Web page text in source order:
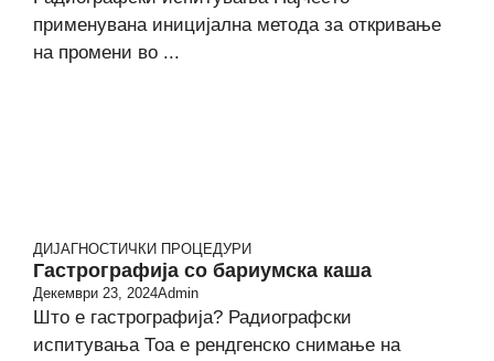
применувана иницијална метода за откривање
на промени во ...
ДИЈАГНОСТИЧКИ ПРОЦЕДУРИ
Гастрографија со бариумска каша
Декември 23, 2024Admin
Што е гастрографија? Радиографски
испитувања Тоа е рендгенско снимање на